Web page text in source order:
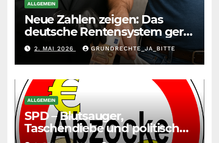
ALLGEMEIN
Neue Zahlen zeigen: Das
deutsche Rentensystem gerät
durch die
Massenzuwanderung
zunehmend unter die Räder.
2. MAI 2026 GRUNDRECHTE_JA_BITTE
ALLGEMEIN
SPD – Blutsauger,
Taschendiebe und politisch